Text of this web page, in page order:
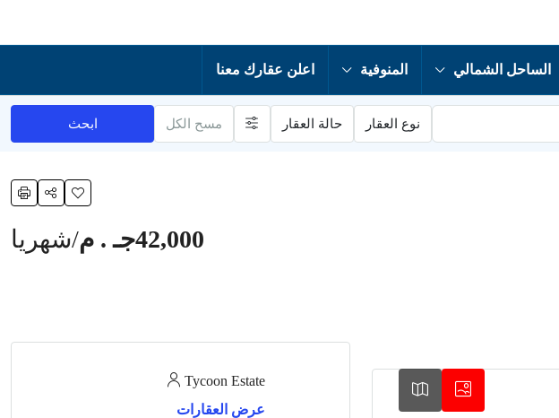
الساحل الشمالي المنوفية اعلن عقارك معنا
نوع العقار حالة العقار مسح الكل ابحث
42,000جـ . م /شهريا
Tycoon Estate
عرض العقارات